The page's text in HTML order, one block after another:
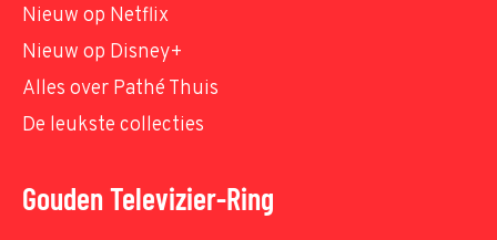
Nieuw op Netflix
Nieuw op Disney+
Alles over Pathé Thuis
De leukste collecties
Gouden Televizier-Ring